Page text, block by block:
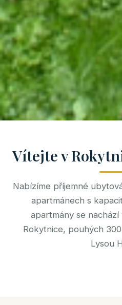
Vítejte v
Nabízíme příjemné
apartmánech s
apartmány se
Rokytnice, pouhých
Lysou